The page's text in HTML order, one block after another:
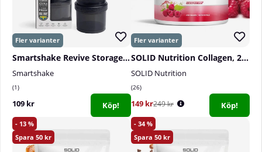
Smartshake Revive Storage - 3-pack
Smartshake
1
109 kr Köp!
SOLID Nutrition Collagen, 230 g
SOLID Nutrition
26
149 kr249 kr Köp!
13
50
34
50